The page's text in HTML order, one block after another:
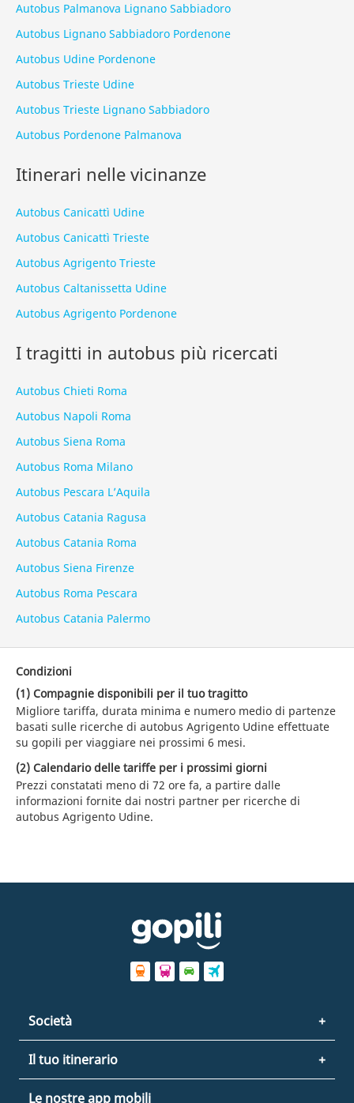
Autobus Palmanova Lignano Sabbiadoro
Autobus Lignano Sabbiadoro Pordenone
Autobus Udine Pordenone
Autobus Trieste Udine
Autobus Trieste Lignano Sabbiadoro
Autobus Pordenone Palmanova
Itinerari nelle vicinanze
Autobus Canicattì Udine
Autobus Canicattì Trieste
Autobus Agrigento Trieste
Autobus Caltanissetta Udine
Autobus Agrigento Pordenone
I tragitti in autobus più ricercati
Autobus Chieti Roma
Autobus Napoli Roma
Autobus Siena Roma
Autobus Roma Milano
Autobus Pescara L’Aquila
Autobus Catania Ragusa
Autobus Catania Roma
Autobus Siena Firenze
Autobus Roma Pescara
Autobus Catania Palermo
Condizioni
(1) Compagnie disponibili per il tuo tragitto
Migliore tariffa, durata minima e numero medio di partenze
basati sulle ricerche di autobus Agrigento Udine effettuate
su gopili per viaggiare nei prossimi 6 mesi.
(2) Calendario delle tariffe per i prossimi giorni
Prezzi constatati meno di 72 ore fa, a partire dalle
informazioni fornite dai nostri partner per ricerche di
autobus Agrigento Udine.
Società
Il tuo itinerario
Le nostre app mobili